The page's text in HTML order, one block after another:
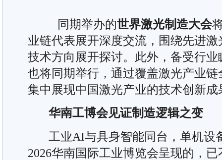
同期举办的世界激光制造大会
业链代表展开深度交流，围绕先进
技术方向展开探讨。此外，备受行业
也将同期举行，通过覆盖激光产业
集中展现中国激光产业的技术创新
华南工博会见证制造逻辑之变
工业AI与具身智能同台，单机设
2026华南国际工业博览会呈现的，